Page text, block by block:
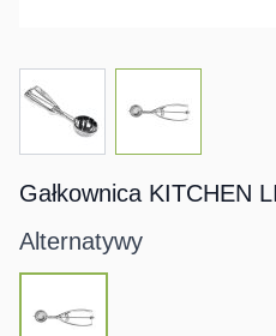
Gałkownica KITCHEN
Alternatywy